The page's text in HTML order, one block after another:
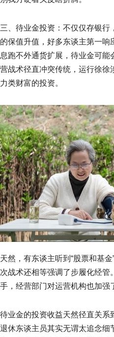
三、待业金投资：不仅仅存银行
的保值升值，好多东谈主第一响
息跑不外通货扩展，待业金可能
营战术径直冲突传统，运行徐徐
力类财富的投资。
天然，有东谈主听到“股票和基
次战术还相等强调了步履化经
手，经营部门对运营机构也加强
待业金的投资收益天然径直关系
退休东谈主员其实无谓太追念细